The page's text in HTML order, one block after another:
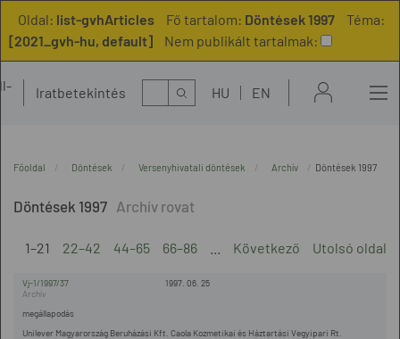
Oldal: list-gvhArticles Fő tartalom: Döntések 1997
Téma:
[2021_gvh-hu, default]
Nem publikált tartalmak:
Iratbetekintés Kereső HU EN
Főoldal Döntések Versenyhivatali döntések Archív Döntések 1997
Döntések 1997
1–21 22–42 44–65 66–86 Következő Utolsó oldal
1997. 06. 25
Vj-1/1997/37
Unilever Magyarország Beruházási Kft. Caola Kozmetikai és Háztartási Vegyipari Rt.
megállapodás